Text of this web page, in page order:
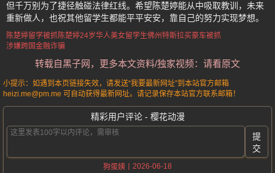
但千万别为了捷径触碰法律红线。希望陈楚婷能从中吸取教训，未来
重新做人，也祝其他留学生都能平平安安，靠自己的努力实现梦想。
陈楚婷留学被抓陈楚婷24岁华人美女留学生佛州特斯拉买豪车被抓
涉嫌跨国金融诈骗
转载自黑子网，更多本文资料/独家视频：请看原文
小提示：如遇到本页链接失效，请发送“我要最新网址”到本站官方邮箱
heizi.me@pm.me 可自动获得最新网址。请记录保存本站官方联系邮箱！
精彩用户评论 - 樱花动漫
提
交
狗蛋姨
2026-06-18